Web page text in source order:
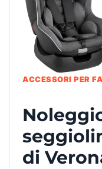
ACCESSORI PER
di